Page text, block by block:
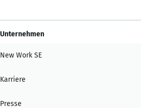
Unternehmen
New Work SE
Karriere
Presse